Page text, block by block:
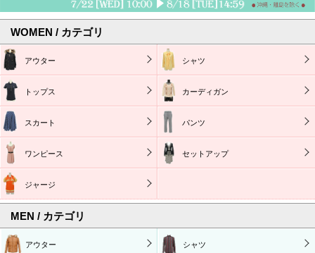
WOMEN / カテゴリ
アウター シャツ
トップス カーディガン
スカート パンツ
ワンピース セットアップ
ジャージ
MEN / カテゴリ
アウター シャツ